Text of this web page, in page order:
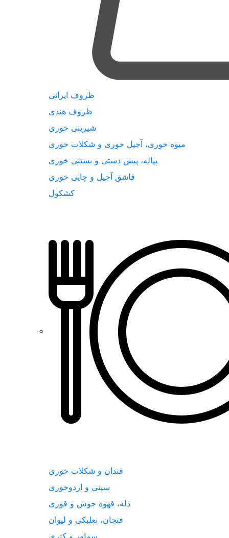
ظروف ایرانی
ظروف هندی
شیرینی خوری
میوه خوری، آجیل خوری و شکلات خوری
پیاله، پیش دستی و بستنی خوری
قاشق آجیل و چایی خوری
کشکول
قندان و شکلات خوری
سینی و اردوخوری
دله، قهوه جوش و قوری
فنجان، نعلبکی و لیوان
سماور و کتری